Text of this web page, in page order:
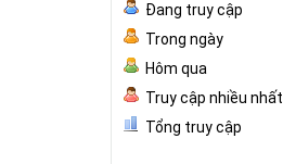
Đang truy cập
Trong ngày
Hôm qua
Truy cập nhiều nhất
Tổng truy cập